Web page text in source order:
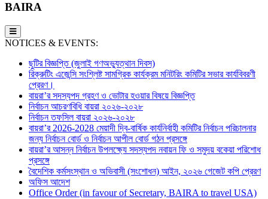
BAIRA
NOTICES & EVENTS:
ছুটির বিজ্ঞপ্তি (জুলাই গণঅভ্যুত্থান দিবস)
রিক্রুটিং এজেন্সি সংশ্লিষ্ট সামগ্রিক কার্যক্রম মনিটরিং কমিটির সভার কার্যবিবরণী
প্রেরণ।
বায়রা’র সদস্যপদ গ্রহণ ও ভোটার হওয়ার বিষয়ে বিজ্ঞপ্তি
নির্বাচন আচরণবিধি বায়রা ২০২৬-২০২৮
নির্বাচন তফসিল বায়রা ২০২৬-২০২৮
বায়রা’র 2026-2028 মেয়াদী দ্বি-বার্ষিক কার্যনির্বাহী কমিটির নির্বাচন পরিচালনার
জন্য নির্বাচন বোর্ড ও নির্বাচন আপীল বোর্ড গঠন প্রসঙ্গে
বায়রা’র আসন্ন নির্বাচন উপলক্ষ্যে সদস্যপদ নবায়ন ফি ও সমুদয় বকেয়া পরিশোধ
প্রসঙ্গে
বৈদেশিক কর্মসংস্থান ও অভিবাসী (সংশোধন) আইন, ২০২৬ গেজেট কপি প্রেরণ
অফিস আদেশ
Office Order (in favour of Secretary, BAIRA to travel USA)